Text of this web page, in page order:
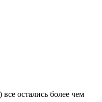
остались более чем